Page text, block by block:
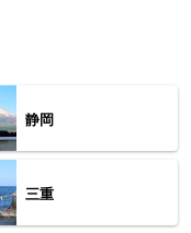
静岡
三重